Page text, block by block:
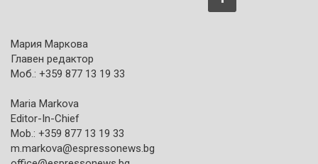
Мария Маркова
Главен редактор
Моб.: +359 877 13 19 33
Maria Markova
Editor-In-Chief
Mob.: +359 877 13 19 33
m.markova@espressonews.bg